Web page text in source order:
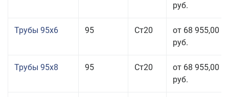
руб.
Трубы 95x6 95 Ст20
от 68 955,00
руб.
Трубы 95x8 95 Ст20
от 68 955,00
руб.